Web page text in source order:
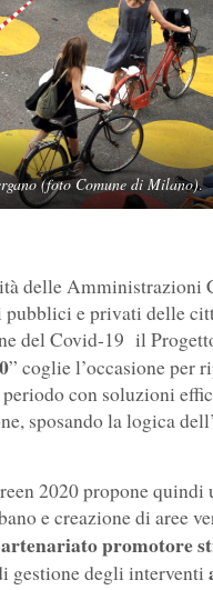
(foto Comune di Milano).
delle Amministrazioni
pubblici e privati delle
del Covid-19 il
” coglie l’occasione per
con soluzioni
sposando la logica
2020 propone quindi
e creazione di aree
promotore
gestione degli interventi